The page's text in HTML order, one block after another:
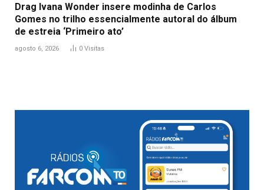
Drag Ivana Wonder insere modinha de Carlos
Gomes no trilho essencialmente autoral do álbum
de estreia ‘Primeiro ato’
agosto 6, 2026 0 Visitas